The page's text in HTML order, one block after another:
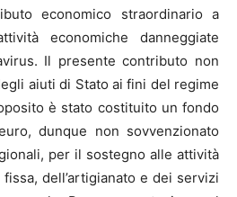
economico straordinario a
economiche danneggiate
Il presente contributo non
aiuti di Stato ai fini del regime
è stato costituito un fondo
dunque non sovvenzionato
per il sostegno alle attività
dell’artigianato e dei servizi